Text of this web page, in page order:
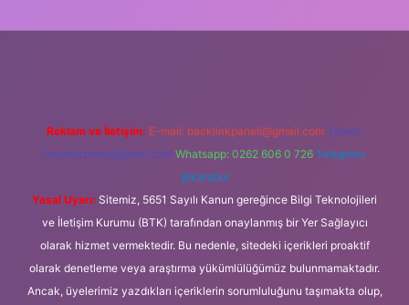
Reklam ve İletişim: E-mail: backlinkpaneli@gmail.com Teams:
forumhizmeti@gmail.com Whatsapp: 0262 606 0 726 Telegram:
@karabul
Yasal Uyarı: Sitemiz, 5651 Sayılı Kanun gereğince Bilgi Teknolojileri
ve İletişim Kurumu (BTK) tarafından onaylanmış bir Yer Sağlayıcı
olarak hizmet vermektedir. Bu nedenle, sitedeki içerikleri proaktif
olarak denetleme veya araştırma yükümlülüğümüz bulunmamaktadır.
Ancak, üyelerimiz yazdıkları içeriklerin sorumluluğunu taşımakta olup,